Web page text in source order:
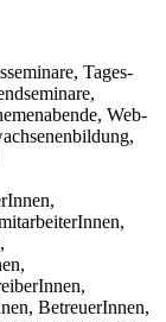
Tages-
Web-
BetreuerInnen,